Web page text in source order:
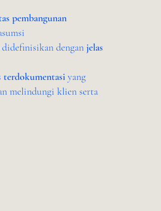
pembangunan
didefinisikan dengan jelas
terdokumentasiyang
melindungi klien serta